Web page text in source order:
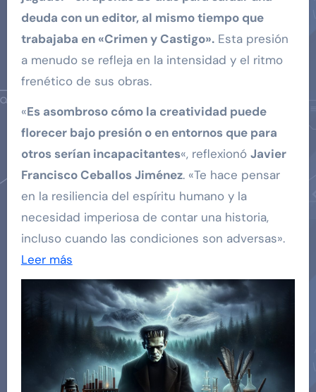
deuda con un editor, al mismo tiempo que
trabajaba en «Crimen y Castigo».Esta presión
a menudo se refleja en la intensidad y el ritmo
frenético de sus obras.
«Es asombroso cómo la creatividad puede
florecer bajo presión o en entornos que para
otros serían incapacitantes«, reflexionó Javier
Francisco Ceballos Jiménez. «Te hace pensar
en la resiliencia del espíritu humano y la
necesidad imperiosa de contar una historia,
incluso cuando las condiciones son adversas».
Leer más